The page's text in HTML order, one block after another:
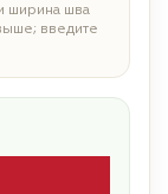
ширина шва
введите